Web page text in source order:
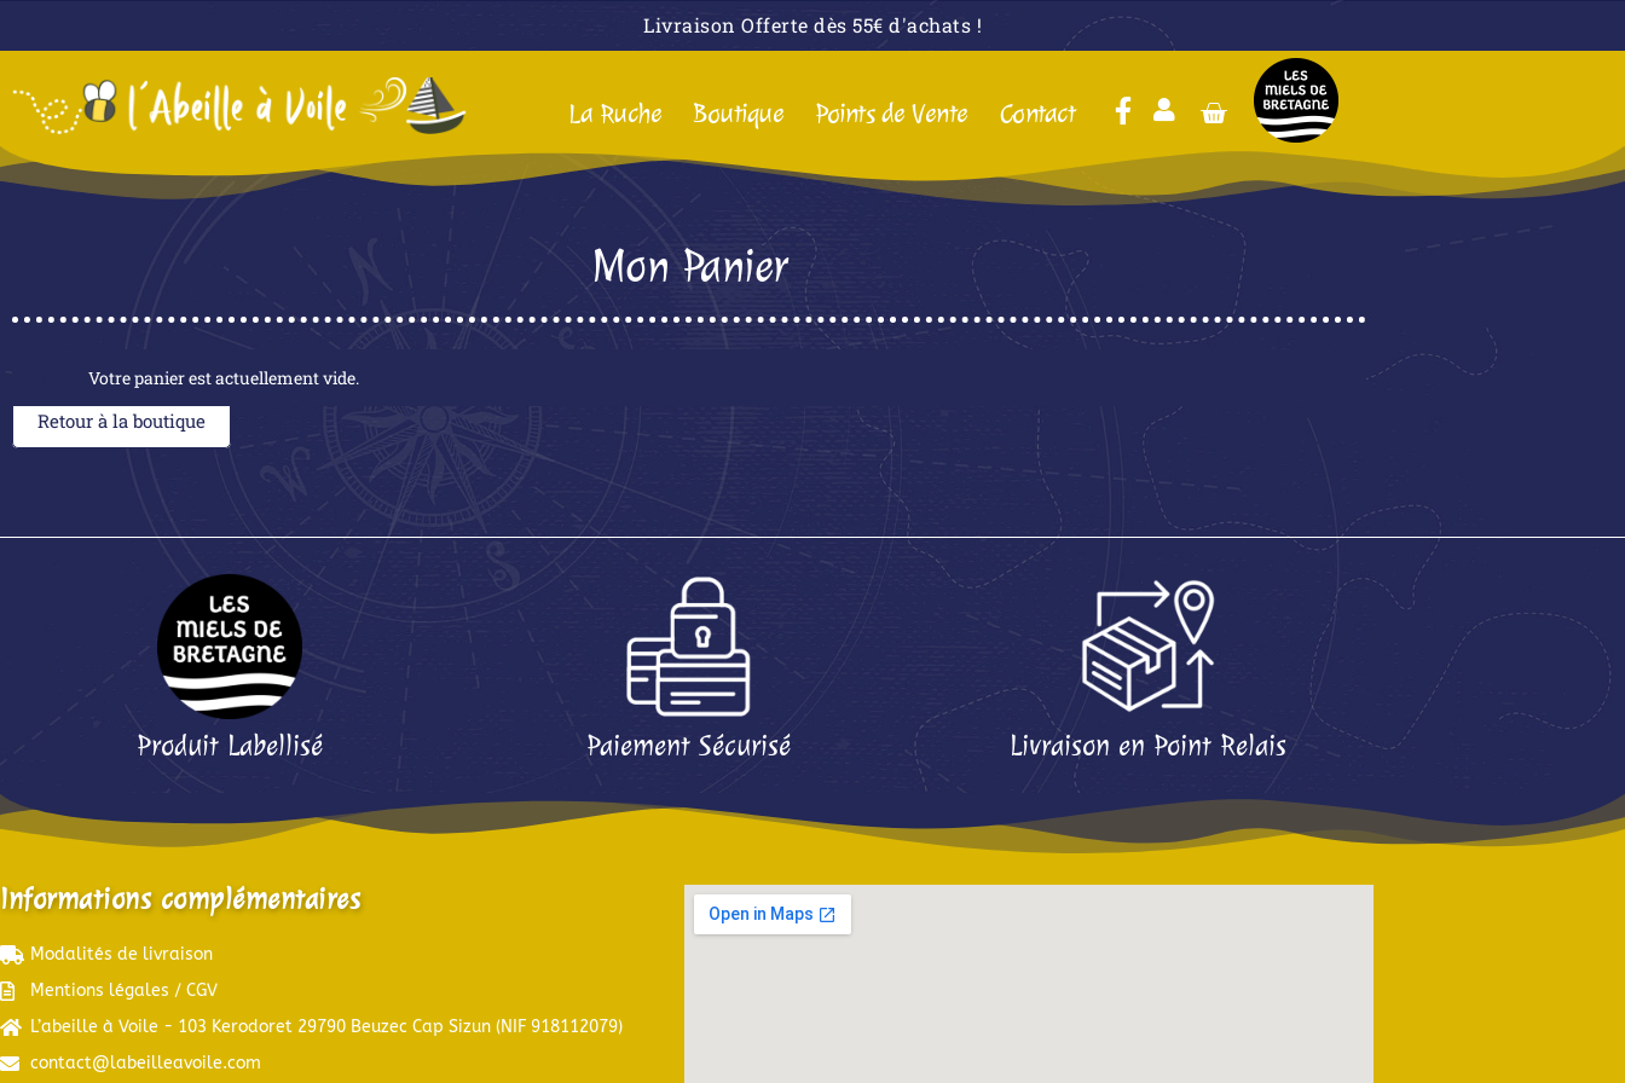
Livraison Offerte dès 55€ d'achats !
La Ruche Boutique Points de Vente Contact
Mon Panier
Votre panier est actuellement vide.
Retour à la boutique
Produit Labellisé Paiement Sécurisé Livraison en Point Relais
Informations complémentaires
Modalités de livraison
Mentions légales / CGV
L’abeille à Voile - 103 Kerodoret 29790 Beuzec Cap Sizun (NIF 918112079)
contact@labeilleavoile.com